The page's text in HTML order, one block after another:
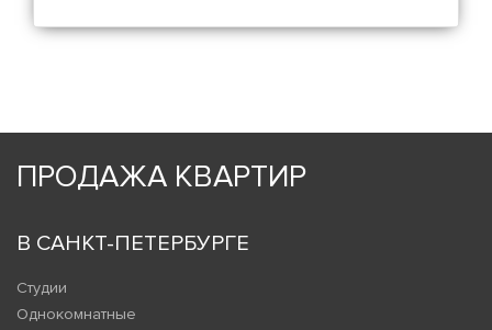
ПРОДАЖА КВАРТИР
В САНКТ-ПЕТЕРБУРГЕ
Студии
Однокомнатные